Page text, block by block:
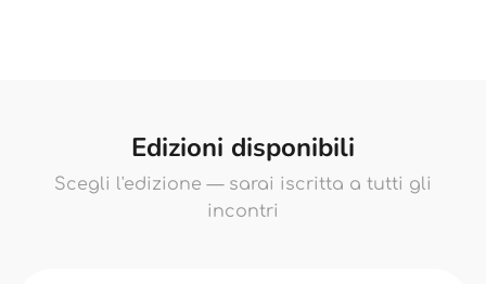
Edizioni disponibili
Scegli l'edizione — sarai iscritta a tutti gli
incontri